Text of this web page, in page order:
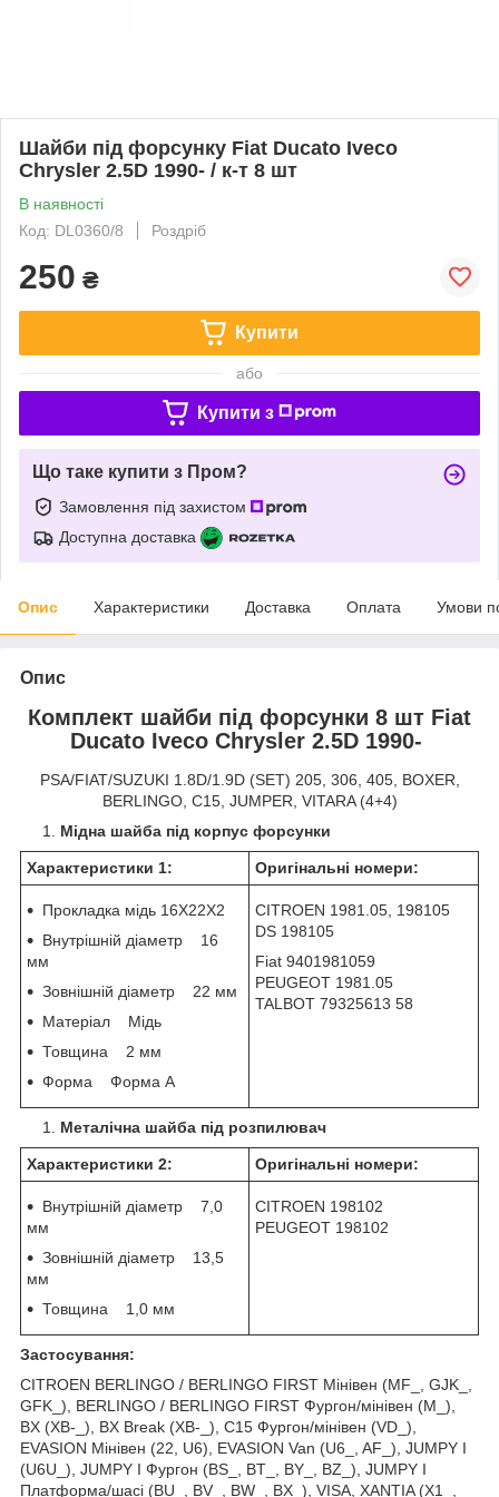
Шайби під форсунку Fiat Ducato Iveco
Chrysler 2.5D 1990- / к-т 8 шт
В наявності
Код: DL0360/8
Роздріб
250 ₴
Купити
або
Купити з
Що таке купити з Пром?
Замовлення під захистом
Доступна доставка
Опис Характеристики Доставка Оплата Умови
Опис
Комплект шайби під форсунки 8 шт Fiat
Ducato Iveco Chrysler 2.5D 1990-
PSA/FIAT/SUZUKI 1.8D/1.9D (SET) 205, 306, 405, BOXER,
BERLINGO, C15, JUMPER, VITARA (4+4)
Мідна шайба під корпус форсунки
Характеристики 1: Оригінальні номери:
Прокладка мідь 16X22X2
Внутрішній діаметр 16
мм
Зовнішній діаметр 22 мм
Матеріал Мідь
Товщина 2 мм
Форма Форма А
CITROEN 1981.05, 198105
DS 198105
Fiat 9401981059
PEUGEOT 1981.05
TALBOT 79325613 58
Металічна шайба під розпилювач
Характеристики 2: Оригінальні номери:
Внутрішній діаметр 7,0
мм
Зовнішній діаметр 13,5
мм
Товщина 1,0 мм
CITROEN 198102
PEUGEOT 198102
Застосування:
CITROEN BERLINGO / BERLINGO FIRST Мінівен (MF_, GJK_,
GFK_), BERLINGO / BERLINGO FIRST Фургон/мінівен (M_),
BX (XB-_), BX Break (XB-_), C15 Фургон/мінівен (VD_),
EVASION Мінівен (22, U6), EVASION Van (U6_, AF_), JUMPY I
(U6U_), JUMPY I Фургон (BS_, BT_, BY_, BZ_), JUMPY I
Платформа/шасі (BU_, BV_, BW_, BX_), VISA, XANTIA (X1_,